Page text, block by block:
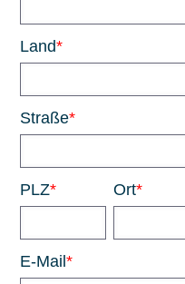
Land*
Straße*
PLZ* Ort*
E-Mail*